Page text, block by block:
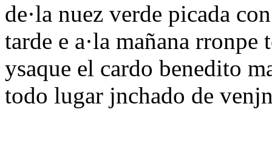
de·la nuez verde picada
tarde e a·la mañana
ysaque el cardo benedito
todo lugar jnchado de